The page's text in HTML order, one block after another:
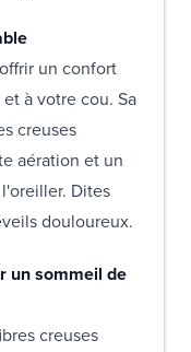
un confort
à votre cou. Sa
creuses
aération et un
Dites
douloureux.
un sommeil de
creuses